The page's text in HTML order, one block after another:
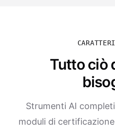
Tutto ciò
Strumenti AI
moduli di